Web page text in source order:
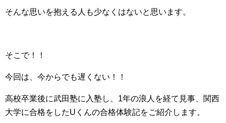
そんな思いを抱える人も少なくはないと思います。
そこで！！
今回は、今からでも遅くない！！
高校卒業後に武田塾に入塾し、1年の浪人を経て見事、関西
大学に合格をしたUくんの合格体験記をご紹介します。